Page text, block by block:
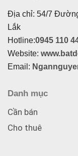
Địa chỉ: 54/7
Lắk
Hotline:0945 110
Website:
Email:
Danh mục
Cần bán
Cho thuê